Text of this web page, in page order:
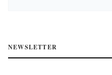
NEWSLETTER